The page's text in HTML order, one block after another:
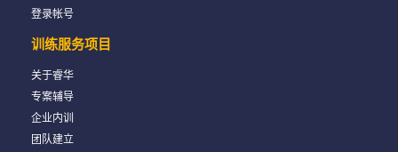
登录帐号
训练服务项目
关于睿华
专案辅导
企业内训
团队建立